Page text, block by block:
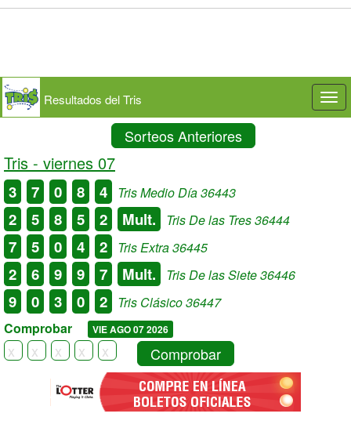
Resultados del Tris
Sorteos Anteriores
Tris - viernes 07
3 7 0 8 4 Tris Medio Día 36443
2 5 8 5 2 Mult. Tris De las Tres 36444
7 5 0 4 2 Tris Extra 36445
2 6 9 9 7 Mult. Tris De las Siete 36446
9 0 3 0 2
Tris Clásico 36447
Comprobar
VIE AGO 07 2026
Comprobar